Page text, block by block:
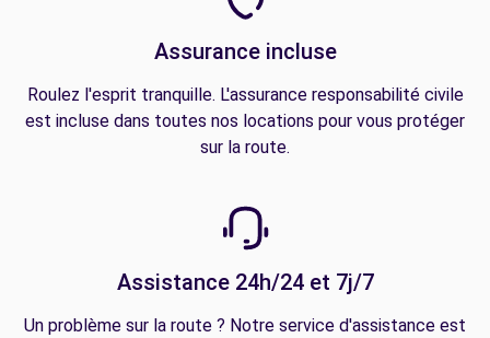
Assurance incluse
Roulez l'esprit tranquille. L'assurance responsabilité civile
est incluse dans toutes nos locations pour vous protéger
sur la route.
Assistance 24h/24 et 7j/7
Un problème sur la route ? Notre service d'assistance est